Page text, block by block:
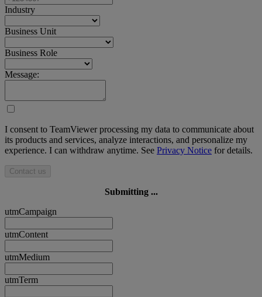
Industry
Business Unit
Business Role
Message:
I consent to TeamViewer processing my data to communicate about
its products and services, analyze interactions, and personalize my
experience. I can withdraw anytime. See Privacy Notice for details.
Contact us
Submitting ...
utmCampaign
utmContent
utmMedium
utmTerm